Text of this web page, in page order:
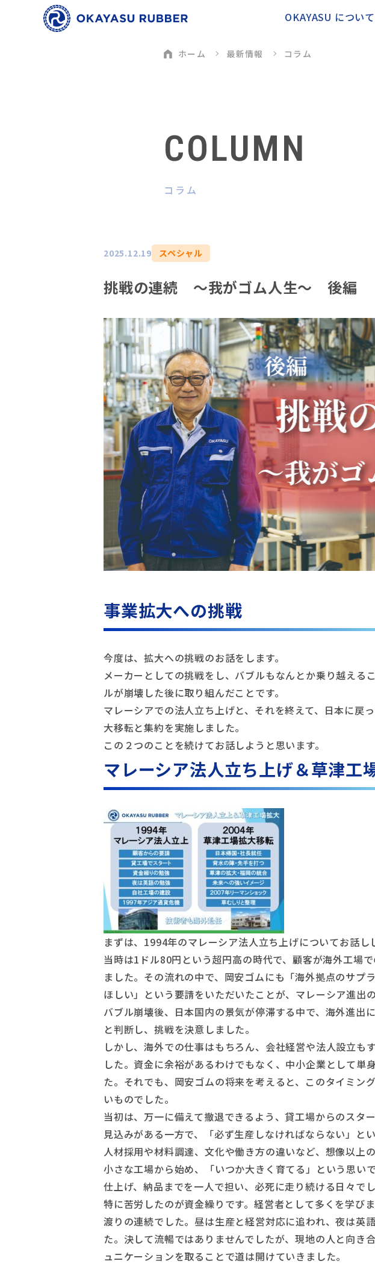
OKAYASU について
ホーム 最新情報 コラム
COLUMN
コラム
2025.12.19 スペシャル
挑戦の連続 ～我がゴム人生～ 後編
事業拡大への挑戦
今度は、拡大への挑戦のお話をします。
メーカーとしての挑戦をし、バブルもなんとか乗り越える
ルが崩壊した後に取り組んだことです。
マレーシアでの法人立ち上げと、それを終えて、日本に戻
大移転と集約を実施しました。
この２つのことを続けてお話しようと思います。
マレーシア法人立ち上げ＆草津工
まずは、1994年のマレーシア法人立ち上げについてお話し
当時は1ドル80円という超円高の時代で、顧客が海外工場
ました。その流れの中で、岡安ゴムにも「海外拠点のサプ
ほしい」という要請をいただいたことが、マレーシア進出の
バブル崩壊後、日本国内の景気が停滞する中で、海外進出
と判断し、挑戦を決意しました。
しかし、海外での仕事はもちろん、会社経営や法人設立も
した。資金に余裕があるわけでもなく、中小企業として単
た。それでも、岡安ゴムの将来を考えると、このタイミン
いものでした。
当初は、万一に備えて撤退できるよう、貸工場からのスタ
見込みがある一方で、「必ず生産しなければならない」と
人材採用や材料調達、文化や働き方の違いなど、想像以上
小さな工場から始め、「いつか大きく育てる」という思い
仕上げ、納品までを一人で担い、必死に走り続ける日々でし
特に苦労したのが資金繰りです。経営者として多くを学び
渡りの連続でした。昼は生産と経営対応に追われ、夜は英
た。決して流暢ではありませんでしたが、現地の人と向き
ュニケーションを取ることで道は開けていきました。